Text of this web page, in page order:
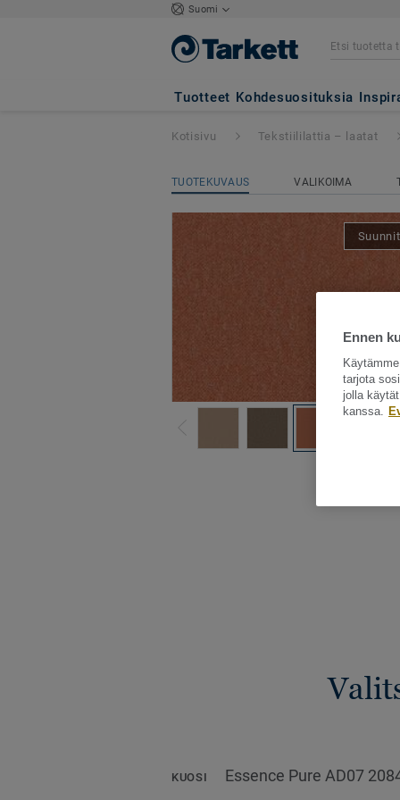
Suomi
Tuotteet Kohdesuosituksia
Essence Pure -
Kotisivu Tekstiililattia – laatat
TUOTEKUVAUS VALIKOIMA
KUOSI Essence Pure AD07
Ennen
tarjota
jolla
kanssa.